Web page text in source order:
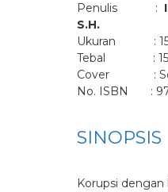
Penulis :
S.H.
Ukuran :
Tebal : 156
Cover :
No. ISBN :
SINOPSIS
Korupsi